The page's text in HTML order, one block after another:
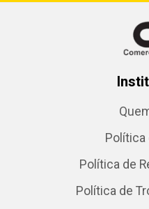
Política
Política de
Política de